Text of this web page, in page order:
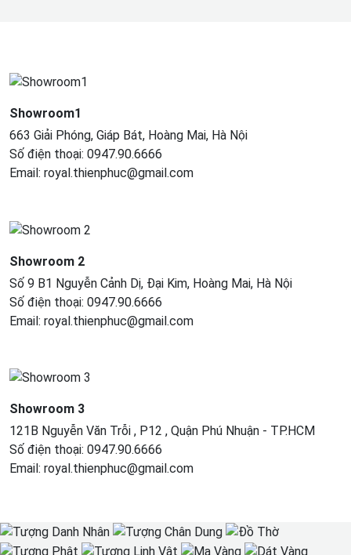
Showroom1
663 Giải Phóng, Giáp Bát, Hoàng Mai, Hà Nội
Số điện thoại: 0947.90.6666
Email: royal.thienphuc@gmail.com
Showroom 2
Số 9 B1 Nguyễn Cảnh Dị, Đại Kim, Hoàng Mai, Hà Nội
Số điện thoại: 0947.90.6666
Email: royal.thienphuc@gmail.com
Showroom 3
121B Nguyễn Văn Trỗi , P12 , Quận Phú Nhuận - TP.HCM​
Số điện thoại: 0947.90.6666
Email: royal.thienphuc@gmail.com